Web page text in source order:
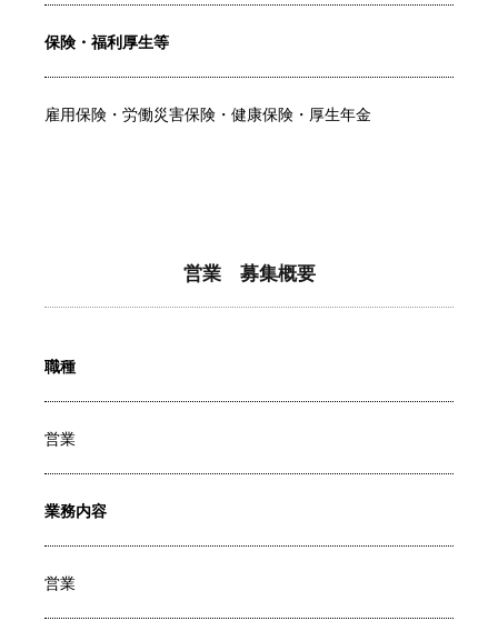
保険・福利厚生等
雇用保険・労働災害保険・健康保険・厚生年金
営業 募集概要
職種
営業
業務内容
営業